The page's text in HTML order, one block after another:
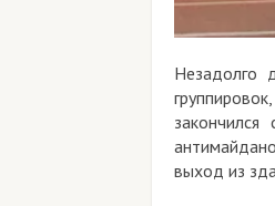
Незадолго до
группировок,
закончился
выход из